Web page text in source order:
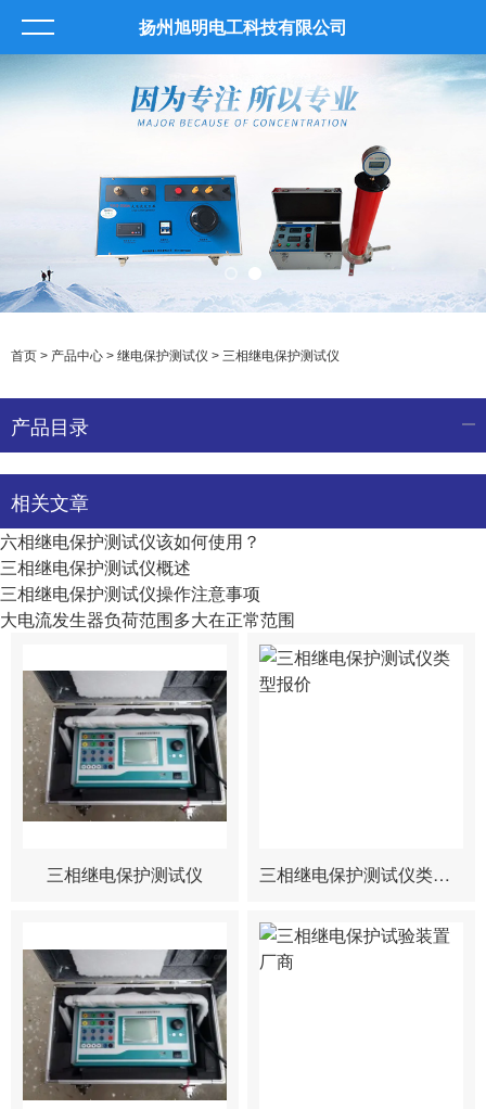
扬州旭明电工科技有限公司
首页 > 产品中心 > 继电保护测试仪 > 三相继电保护测试仪
产品目录
相关文章
六相继电保护测试仪该如何使用？
三相继电保护测试仪概述
三相继电保护测试仪操作注意事项
大电流发生器负荷范围多大在正常范围
三相继电保护测试仪 三相继电保护测试仪类型报价